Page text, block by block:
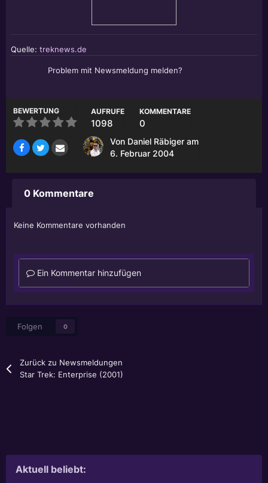
Quelle: treknews.de
Problem mit Newsmeldung melden?
BEWERTUNG AUFRUFE
1098
KOMMENTARE
0
Von Daniel Räbiger am
6. Februar 2004
0 Kommentare
Keine Kommentare vorhanden
Ein Kommentar hinzufügen
Folgen 0
Zurück zu Newsmeldungen
Star Trek: Enterprise (2001)
Aktuell beliebt: